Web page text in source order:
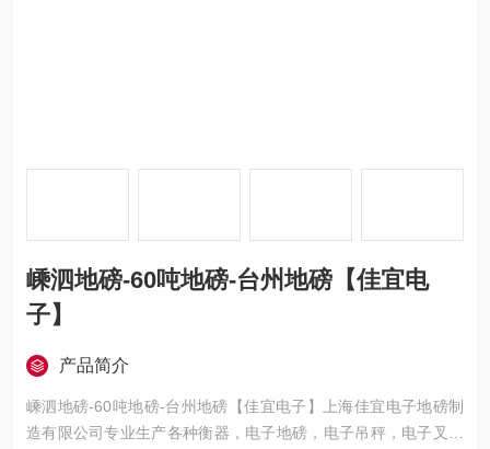
嵊泗地磅-60吨地磅-台州地磅【佳宜电
子】
产品简介
嵊泗地磅-60吨地磅-台州地磅【佳宜电子】上海佳宜电子地磅制
造有限公司专业生产各种衡器，电子地磅，电子吊秤，电子叉车